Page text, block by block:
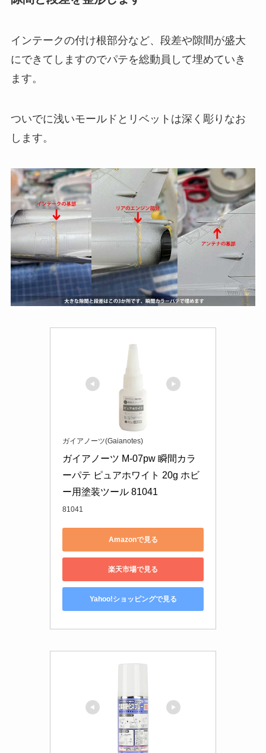
インテークの付け根部分など、段差や隙間が盛大
にできてしますのでパテを総動員して埋めていき
ます。
ついでに浅いモールドとリベットは深く彫りなお
します。
ガイアノーツ(Gaianotes)
ガイアノーツ M-07pw 瞬間カラ
ーパテ ピュアホワイト 20g ホビ
ー用塗装ツール 81041
81041
Amazonで見る
楽天市場で見る
Yahoo!ショッピングで見る